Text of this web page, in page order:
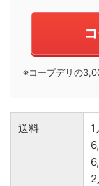
※コープデリの
送料